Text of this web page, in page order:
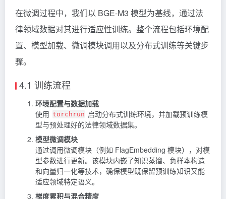
在微调过程中，我们以 BGE‑M3 模型为基线，通过法
律领域数据对其进行适应性训练。整个流程包括环境配
置、模型加载、微调模块调用以及分布式训练等关键步
骤。
4.1 训练流程
环境配置与数据加载
使用 torchrun 启动分布式训练环境，并加载预训练模
型与预处理好的法律领域数据集。
模型微调模块
通过调用微调模块（例如 FlagEmbedding 模块），对模
型参数进行更新。该模块内嵌了知识蒸馏、负样本构造
和向量归一化等技术，确保模型既保留预训练知识又能
适应领域特定语义。
梯度累积与混合精度